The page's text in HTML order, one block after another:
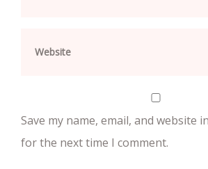
Save my name, email, and website
for the next time I comment.